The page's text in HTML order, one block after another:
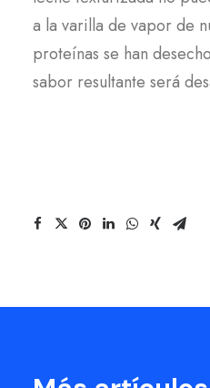
a la varilla de vapor de
proteínas se han
sabor resultante será